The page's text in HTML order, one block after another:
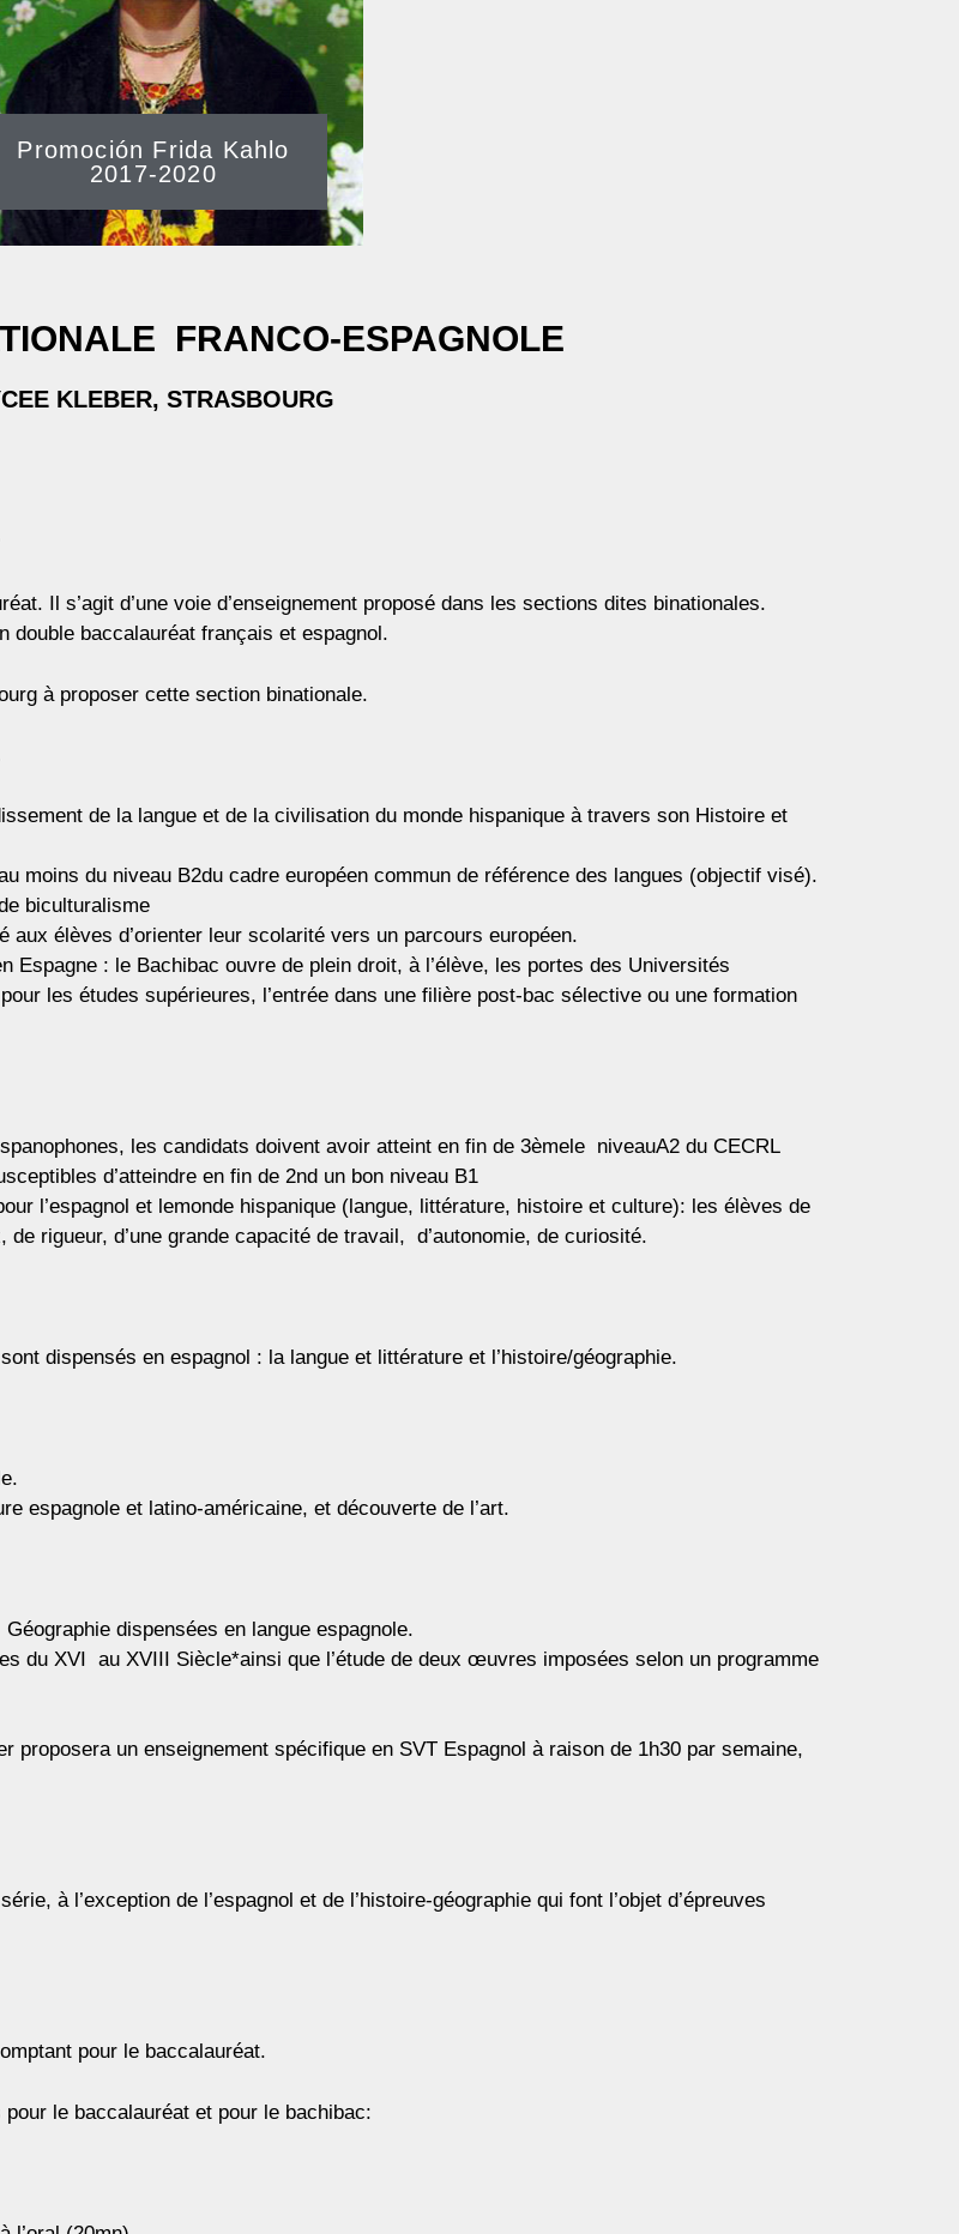
Promoción Frida Kahlo
2017-2020
FRANCO-ESPAGNOLE
KLEBER, STRASBOURG
Il s’agit d’une voie d’enseignement proposé dans les sections dites binationales.
double baccalauréat français et espagnol.
à proposer cette section binationale.
de la langue et de la civilisation du monde hispanique à travers son Histoire et
moins du niveau B2du cadre européen commun de référence des langues (objectif visé).
biculturalisme
aux élèves d’orienter leur scolarité vers un parcours européen.
: le Bachibac ouvre de plein droit, à l’élève, les portes des Universités
les études supérieures, l’entrée dans une filière post-bac sélective ou une formation
les candidats doivent avoir atteint en fin de 3èmele niveauA2 du CECRL
d’atteindre en fin de 2nd un bon niveau B1
l’espagnol et lemonde hispanique (langue, littérature, histoire et culture): les élèves de
rigueur, d’une grande capacité de travail, d’autonomie, de curiosité.
dispensés en espagnol : la langue et littérature et l’histoire/géographie.
espagnole et latino-américaine, et découverte de l’art.
dispensées en langue espagnole.
du XVI au XVIII Siècle*ainsi que l’étude de deux œuvres imposées selon un programme
proposera un enseignement spécifique en SVT Espagnol à raison de 1h30 par semaine,
à l’exception de l’espagnol et de l’histoire-géographie qui font l’objet d’épreuves
pour le baccalauréat.
le baccalauréat et pour le bachibac: